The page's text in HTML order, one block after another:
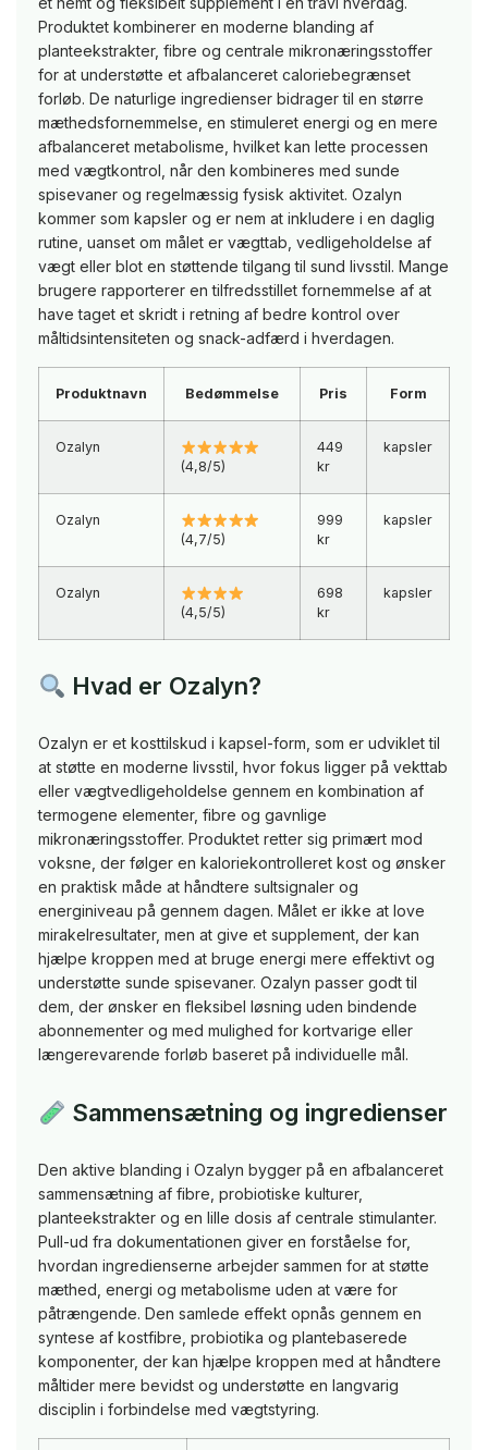
Produktet kombinerer en moderne blanding af
planteekstrakter, fibre og centrale mikronæringsstoffer
for at understøtte et afbalanceret caloriebegrænset
forløb. De naturlige ingredienser bidrager til en større
mæthedsfornemmelse, en stimuleret energi og en mere
afbalanceret metabolisme, hvilket kan lette processen
med vægtkontrol, når den kombineres med sunde
spisevaner og regelmæssig fysisk aktivitet. Ozalyn
kommer som kapsler og er nem at inkludere i en daglig
rutine, uanset om målet er vægttab, vedligeholdelse af
vægt eller blot en støttende tilgang til sund livsstil. Mange
brugere rapporterer en tilfredsstillet fornemmelse af at
have taget et skridt i retning af bedre kontrol over
måltidsintensiteten og snack-adfærd i hverdagen.
Produktnavn Bedømmelse Pris Form
Ozalyn
(4,8/5)
449
kr
kapsler
Ozalyn
(4,7/5)
999
kr
kapsler
Ozalyn
(4,5/5)
698
kr
kapsler
Hvad er Ozalyn?
Ozalyn er et kosttilskud i kapsel-form, som er udviklet til
at støtte en moderne livsstil, hvor fokus ligger på vekttab
eller vægtvedligeholdelse gennem en kombination af
termogene elementer, fibre og gavnlige
mikronæringsstoffer. Produktet retter sig primært mod
voksne, der følger en kaloriekontrolleret kost og ønsker
en praktisk måde at håndtere sultsignaler og
energiniveau på gennem dagen. Målet er ikke at love
mirakelresultater, men at give et supplement, der kan
hjælpe kroppen med at bruge energi mere effektivt og
understøtte sunde spisevaner. Ozalyn passer godt til
dem, der ønsker en fleksibel løsning uden bindende
abonnementer og med mulighed for kortvarige eller
længerevarende forløb baseret på individuelle mål.
Sammensætning og ingredienser
Den aktive blanding i Ozalyn bygger på en afbalanceret
sammensætning af fibre, probiotiske kulturer,
planteekstrakter og en lille dosis af centrale stimulanter.
Pull-ud fra dokumentationen giver en forståelse for,
hvordan ingredienserne arbejder sammen for at støtte
mæthed, energi og metabolisme uden at være for
påtrængende. Den samlede effekt opnås gennem en
syntese af kostfibre, probiotika og plantebaserede
komponenter, der kan hjælpe kroppen med at håndtere
måltider mere bevidst og understøtte en langvarig
disciplin i forbindelse med vægtstyring.